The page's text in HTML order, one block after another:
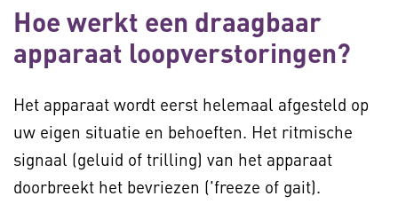
Hoe werkt een draagbaar
apparaat loopverstoringen?
Het apparaat wordt eerst helemaal afgesteld op
uw eigen situatie en behoeften. Het ritmische
signaal (geluid of trilling) van het apparaat
doorbreekt het bevriezen ('freeze of gait).